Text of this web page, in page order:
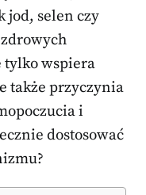
jod, selen czy
wspiera
także przyczynia
i
dostosować